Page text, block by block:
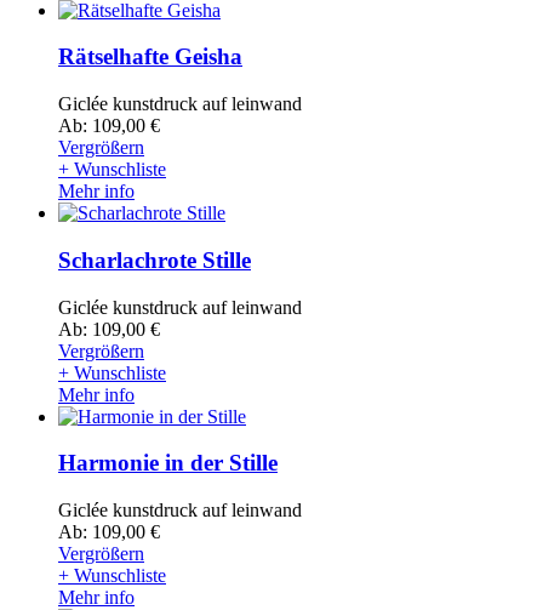
Rätselhafte Geisha
Giclée kunstdruck auf leinwand
Ab: 109,00 €
Vergrößern
+ Wunschliste
Mehr info
Scharlachrote Stille
Giclée kunstdruck auf leinwand
Ab: 109,00 €
Vergrößern
+ Wunschliste
Mehr info
Harmonie in der Stille
Giclée kunstdruck auf leinwand
Ab: 109,00 €
Vergrößern
+ Wunschliste
Mehr info